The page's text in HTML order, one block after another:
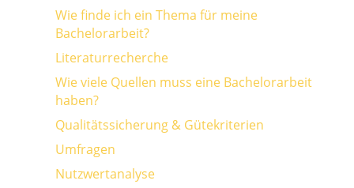
Wie finde ich ein Thema für meine
Bachelorarbeit?
Literaturrecherche
Wie viele Quellen muss eine Bachelorarbeit
haben?
Qualitätssicherung & Gütekriterien
Umfragen
Nutzwertanalyse